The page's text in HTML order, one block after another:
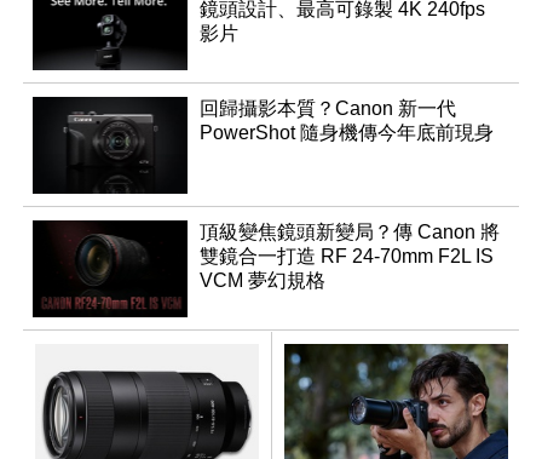
鏡頭設計、最高可錄製 4K 240fps
影片
回歸攝影本質？Canon 新一代
PowerShot 隨身機傳今年底前現身
頂級變焦鏡頭新變局？傳 Canon 將
雙鏡合一打造 RF 24-70mm F2L IS
VCM 夢幻規格